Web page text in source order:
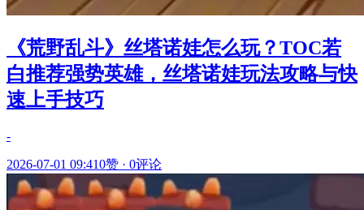
《荒野乱斗》丝塔诺娃怎么玩？TOC若
白推荐强势英雄，丝塔诺娃玩法攻略与快
速上手技巧
-
2026-07-01 09:410赞 · 0评论